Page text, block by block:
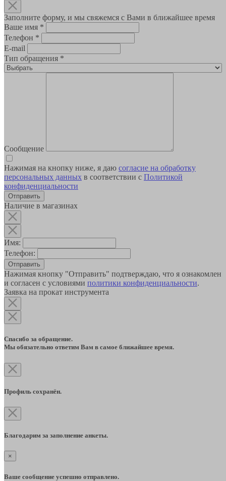
Заполните форму, и мы свяжемся с Вами в ближайшее время
Ваше имя *
Телефон *
E-mail
Тип обращения *
Сообщение
Нажимая на кнопку ниже, я даю согласие на обработку
персональных данных в соответствии с Политикой
конфиденциальности
Наличие в магазинах
Имя:
Телефон:
Отправить
Нажимая кнопку "Отправить" подтверждаю, что я ознакомлен
и согласен с условиями политики конфиденциальности.
Заявка на прокат инструмента
Спасибо за обращение.
Мы обязательно ответим Вам в самое ближайшее время.
Профиль сохранён.
Благодарим за заполнение анкеты.
×
Ваше сообщение успешно отправлено.